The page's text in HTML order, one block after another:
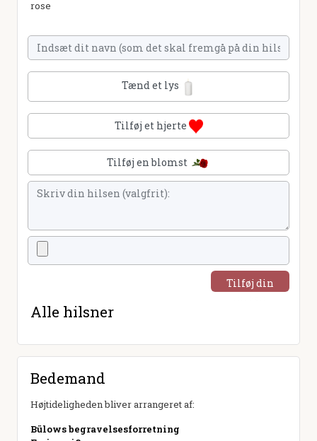
rose
Tænd et lys
Tilføj et hjerte
Tilføj en blomst
Tilføj din
Alle hilsner
Bedemand
Højtideligheden bliver arrangeret af:
Bülows begravelsesforretning